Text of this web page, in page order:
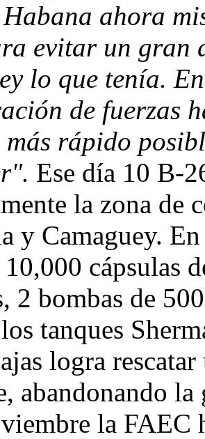
ahora
evitar un gran
lo que tenía.
de fuerzas
rápido
Ese día 10 B-
la zona de
y Camaguey.
cápsulas
2 bombas de
tanques
logra
abandonando
la FAEC